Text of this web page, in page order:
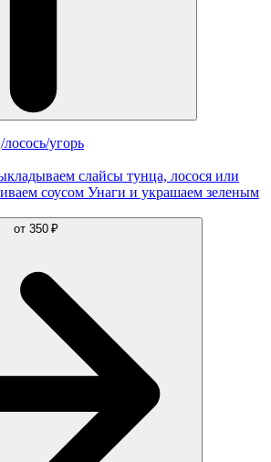
угорь
слайсы тунца, лосося или
соусом Унаги и украшаем зеленым
от 350 ₽